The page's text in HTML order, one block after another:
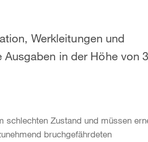
Werkleitungen und
in der Höhe von
schlechten Zustand und müssen
bruchgefährdeten